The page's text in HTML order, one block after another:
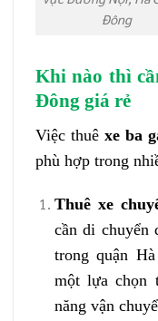
Đông
Khi nào thì
Đông giá rẻ
Việc thuê xe ba
phù hợp trong
Thuê xe
cần di chuyển
trong quận
một lựa chọn
năng vận